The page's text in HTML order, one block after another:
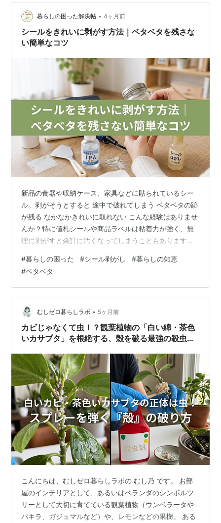
もあります。 この記事では、初心者の方でも迷いにくい
ように、 長靴がベタベタする主な原因（加水分解・保管
環境） 今すぐ試せる落とし方3選（エタノール／重曹／
パーツクリーナー） やってはいけないNG行動…
暮らしの困った解決帖 • 4ヶ月前
シールをきれいに剥がす方法｜ベタベタを残さな
い簡単なコツ
新品の食器や収納ケース、家具などに貼られているシー
ル。剥がそうとすると 途中で破れてしまう ベタベタの跡
が残る なかなかきれいに取れない こんな経験はありませ
んか？特に値札シールや商品ラベルは粘着力が強く、無
理に剥がすと余計に汚くなってしまうこともあります。
はきれいに剥がせるようになります。 この記事では、 シ
ールをきれいに剥がす基本の方法 ベタベタが残ったとき
の対処法 家にあるものでできる裏ワザ を、暮らしの知恵
としてわかりやすく紹介します。 「もう無理かも…」と
思っていたシールも、意外と簡単にきれいになります
よ。 シールをきれいに剥がす基本…
#暮らしの困った #シール剥がし #暮らしの知恵
#ベタベタ
むしゼロ暮らしラボ • 5ヶ月前
カビじゃなくて虫！？観葉植物の「白い綿・茶色
いカサブタ」を根絶する、殻を破る最強の殺虫戦
こんにちは、むしゼロ暮らしラボの むし乃 です。 お部
屋のインテリアとして、あるいはベランダのシンボルツ
リーとして大切に育てている観葉植物（ウンベラータや
パキラ、ガジュマルなど）や、レモンなどの果樹。 ある